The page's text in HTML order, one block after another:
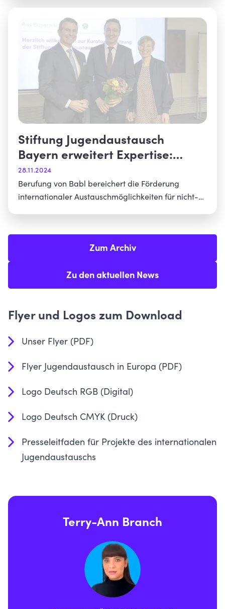
Stiftung Jugendaustausch
Bayern erweitert Expertise:
Ulrich Babl ist neues
Kuratoriumsmitglied
28.11.2024
Berufung von Babl bereichert die Förderung
internationaler Austauschmöglichkeiten für nicht-
Zum Archiv
Zu den aktuellen News
Flyer und Logos zum Download
Unser Flyer (PDF)
Flyer Jugendaustausch in Europa (PDF)
Logo Deutsch RGB (Digital)
Logo Deutsch CMYK (Druck)
Presseleitfaden für Projekte des internationalen
Jugendaustauschs
Terry-Ann Branch